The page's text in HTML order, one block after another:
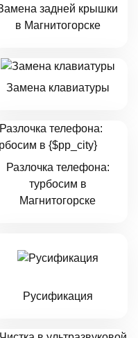
задней крышки
в Магнитогорске
Замена клавиатуры
Разлочка телефона:
турбосим в
Магнитогорске
Русификация